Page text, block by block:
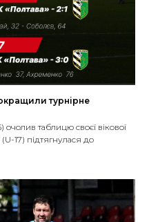
турнірне
очолив таблицю своєї вікової
(U-17) підтягнулася до